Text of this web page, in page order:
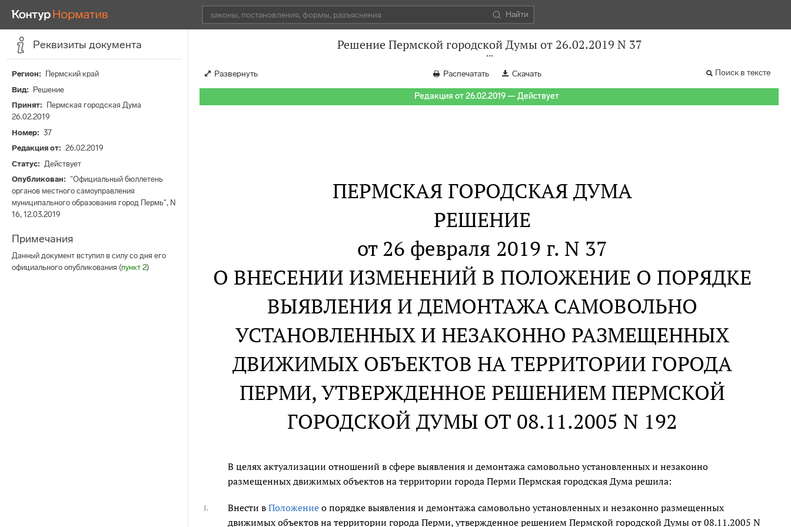
Найти
Реквизиты документа
Регион
Пермский край
Вид
Решение
Принят
Пермская городская Дума
26.02.2019
Номер
37
Редакция от
26.02.2019
Статус
Действует
Опубликован
"Официальный бюллетень
органов местного самоуправления
муниципального образования город Пермь", N
16, 12.03.2019
Примечания
Данный документ вступил в силу со дня его
официального опубликования (пункт 2)
Решение Пермской городской Думы от 26.02.2019 N 37
Развернуть Распечатать Скачать Поиск в тексте
Редакция от 26.02.2019 — Действует
ПЕРМСКАЯ ГОРОДСКАЯ ДУМА
РЕШЕНИЕ
от 26 февраля 2019 г. N 37
О ВНЕСЕНИИ ИЗМЕНЕНИЙ В ПОЛОЖЕНИЕ О ПОРЯДКЕ
ВЫЯВЛЕНИЯ И ДЕМОНТАЖА САМОВОЛЬНО
УСТАНОВЛЕННЫХ И НЕЗАКОННО РАЗМЕЩЕННЫХ
ДВИЖИМЫХ ОБЪЕКТОВ НА ТЕРРИТОРИИ ГОРОДА
ПЕРМИ, УТВЕРЖДЕННОЕ РЕШЕНИЕМ ПЕРМСКОЙ
ГОРОДСКОЙ ДУМЫ ОТ 08.11.2005 N 192
В целях актуализации отношений в сфере выявления и демонтажа самовольно установленных и незаконно
размещенных движимых объектов на территории города Перми Пермская городская Дума решила:
1. Внести вПоложение о порядке выявления и демонтажа самовольно установленных и незаконно размещенных
движимых объектов на территории города Перми, утвержденное решением Пермской городской Думы от 08.11.2005 N